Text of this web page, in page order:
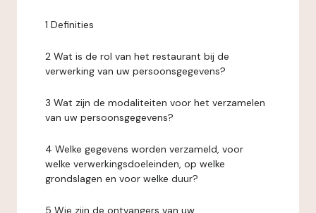
1 Definities
2 Wat is de rol van het restaurant bij de
verwerking van uw persoonsgegevens?
3 Wat zijn de modaliteiten voor het verzamelen
van uw persoonsgegevens?
4 Welke gegevens worden verzameld, voor
welke verwerkingsdoeleinden, op welke
grondslagen en voor welke duur?
5 Wie zijn de ontvangers van uw